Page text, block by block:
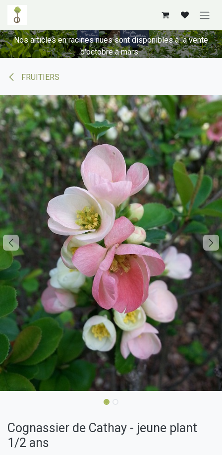
Se rendre au contenu
Nos articles en racines nues sont disponibles à la vente
d'octobre à mars.
FRUITIERS
Cognassier de Cathay - jeune plant
1/2 ans